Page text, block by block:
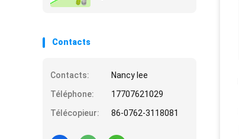
Contacts
Contacts:
Nancy lee
Téléphone:
17707621029
Télécopieur:
86-0762-3118081